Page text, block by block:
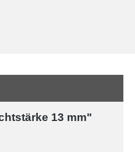
13 mm"